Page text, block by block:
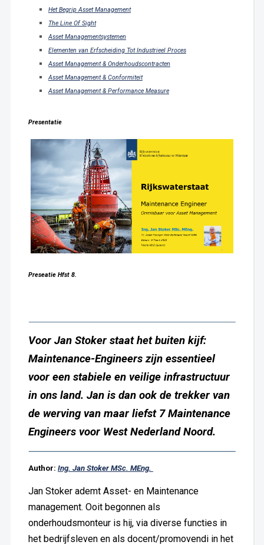
Het Begrip Asset Management
The Line Of Sight
Asset Managementsystemen
Elementen van Erfscheiding Tot Industrieel Proces
Asset Management & Onderhoudscontracten
Asset Management & Conformiteit
Asset Management & Performance Measure
Presentatie
Preseatie Hfst 8.
Voor Jan Stoker staat het buiten kijf:
Maintenance-Engineers zijn essentieel
voor een stabiele en veilige infrastructuur
in ons land. Jan is dan ook de trekker van
de werving van maar liefst 7 Maintenance
Engineers voor West Nederland Noord.
Author: Ing. Jan Stoker MSc. MEng.
Jan Stoker ademt Asset- en Maintenance
management. Ooit begonnen als
onderhoudsmonteur is hij, via diverse functies in
het bedrijfsleven en als docent/promovendi in het